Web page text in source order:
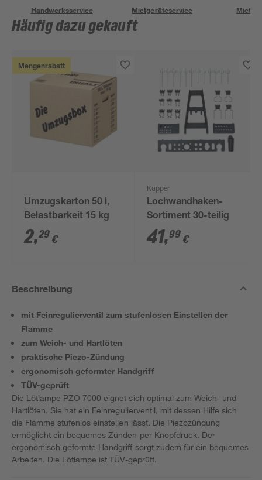
Handwerksservice Mietgeräteservice
Häufig dazu gekauft
Mengenrabatt
Umzugskarton 50 l,
Belastbarkeit 15 kg
2,29 €
Küpper
Lochwandhaken-
Sortiment 30-teilig
41,99 €
Beschreibung
mit Feinregulierventil zum stufenlosen Einstellen der
Flamme
zum Weich- und Hartlöten
praktische Piezo-Zündung
ergonomisch geformter Handgriff
TÜV-geprüft
Die Lötlampe PZO 7000 eignet sich optimal zum Weich- und
Hartlöten. Sie hat ein Feinregulierventil, mit dessen Hilfe sich
die Flamme stufenlos einstellen lässt. Die Piezozündung
ermöglicht ein bequemes Zünden per Knopfdruck. Der
ergonomisch geformte Handgriff sorgt zudem für ein bequemes
Arbeiten. Die Lötlampe ist TÜV-geprüft.